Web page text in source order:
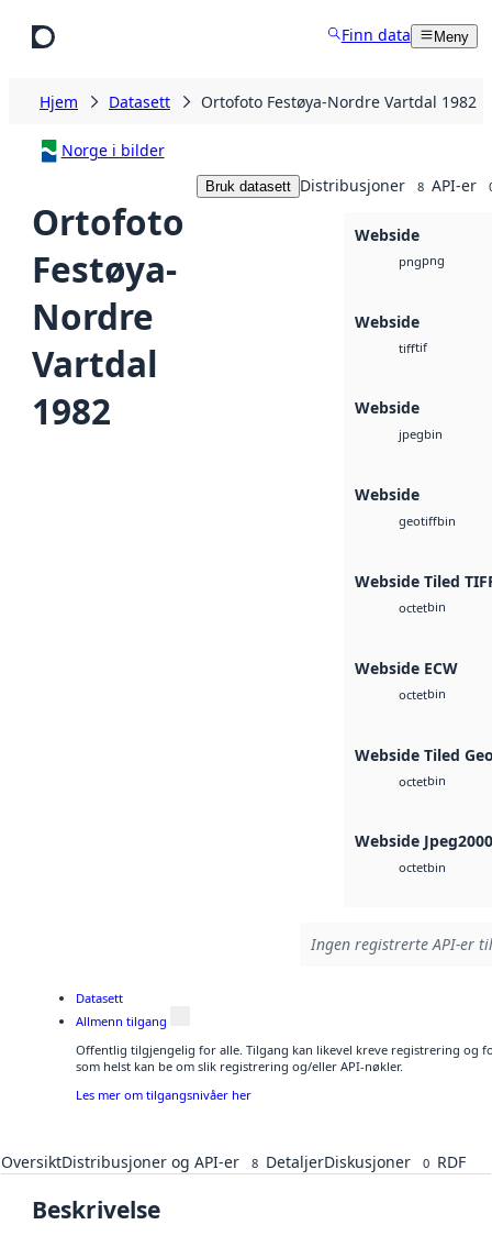
Finn data Meny
Hjem Datasett Ortofoto Festøya-Nordre Vartdal 1982
Norge i bilder
Ortofoto
Festøya-
Nordre
Vartdal
1982
Bruk datasett Distribusjoner 8 API-er
Webside
pngpng
Webside
tifftif
Webside
jpegbin
Webside
geotiffbin
Webside Tiled
octetbin
Webside ECW
octetbin
Webside Tiled
octetbin
Webside Jpeg2000
octetbin
Ingen registrerte API-er
Datasett
Allmenn tilgang
Offentlig tilgjengelig for alle. Tilgang kan likevel kreve registrering og
som helst kan be om slik registrering og/eller API-nøkler.
Les mer om tilgangsnivåer her
OversiktDistribusjoner og API-er 8 DetaljerDiskusjoner 0 RDF
Beskrivelse